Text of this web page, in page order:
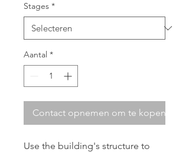
Stages *
Aantal *
Contact opnemen om te kopen
Use the building's structure to